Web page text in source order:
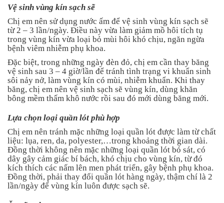
Vệ sinh vùng kín sạch sẽ
Chị em nên sử dụng nước ấm để vệ sinh vùng kín sạch sẽ
từ 2 – 3 lần/ngày. Điều này vừa làm giảm mồ hôi tích tụ
trong vùng kín vừa loại bỏ mùi hôi khó chịu, ngăn ngừa
bệnh viêm nhiễm phụ khoa.
Đặc biệt, trong những ngày đèn đỏ, chị em cần thay băng
vệ sinh sau 3 – 4 giờ/lần để tránh tình trạng vi khuẩn sinh
sôi nảy nở, làm vùng kín có mùi, nhiễm khuẩn. Khi thay
băng, chị em nên vệ sinh sạch sẽ vùng kín, dùng khăn
bông mềm thấm khô nước rồi sau đó mới dùng băng mới.
Lựa chọn loại quần lót phù hợp
Chị em nên tránh mặc những loại quần lót được làm từ chất
liệu: lụa, ren, da, polyester,…trong khoảng thời gian dài.
Đồng thời không nên mặc những loại quần lót bó sát, có
dây gây cảm giác bí bách, khó chịu cho vùng kín, từ đó
kích thích các nấm lên men phát triển, gây bệnh phụ khoa.
Đồng thời, phải thay đổi quần lót hàng ngày, thậm chí là 2
lần/ngày để vùng kín luôn được sạch sẽ.